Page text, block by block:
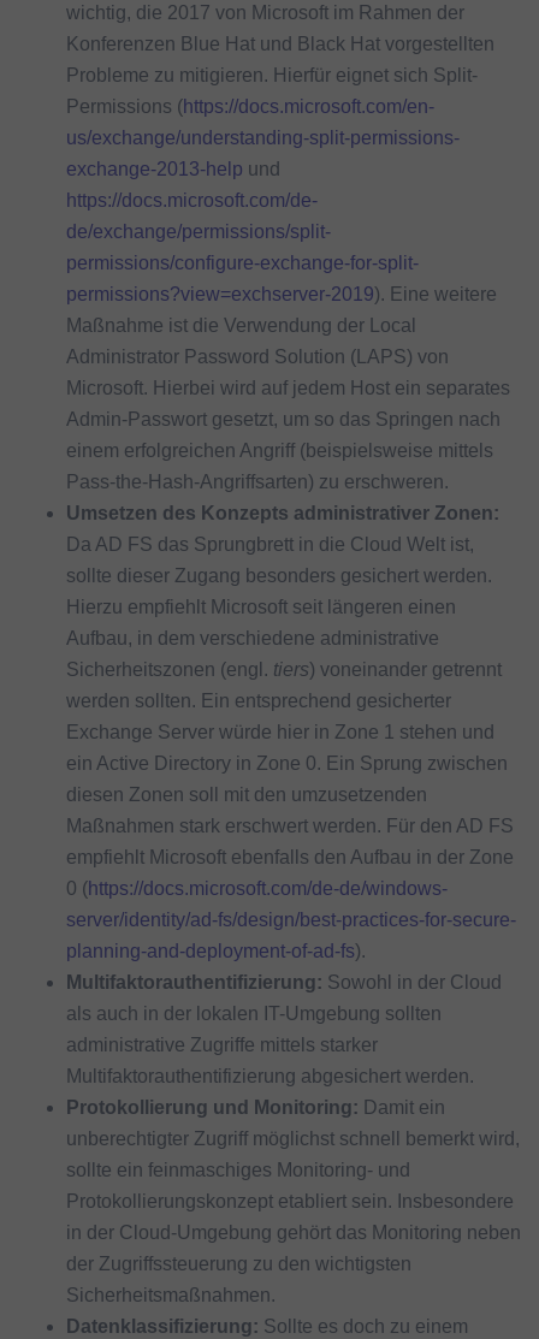
wichtig, die 2017 von Microsoft im Rahmen der
Konferenzen Blue Hat und Black Hat vorgestellten
Probleme zu mitigieren. Hierfür eignet sich Split-
Permissions (https://docs.microsoft.com/en-
us/exchange/understanding-split-permissions-
exchange-2013-help und
https://docs.microsoft.com/de-
de/exchange/permissions/split-
permissions/configure-exchange-for-split-
permissions?view=exchserver-2019). Eine weitere
Maßnahme ist die Verwendung der Local
Administrator Password Solution (LAPS) von
Microsoft. Hierbei wird auf jedem Host ein separates
Admin-Passwort gesetzt, um so das Springen nach
einem erfolgreichen Angriff (beispielsweise mittels
Pass-the-Hash-Angriffsarten) zu erschweren.
Umsetzen des Konzepts administrativer Zonen:
Da AD FS das Sprungbrett in die Cloud Welt ist,
sollte dieser Zugang besonders gesichert werden.
Hierzu empfiehlt Microsoft seit längeren einen
Aufbau, in dem verschiedene administrative
Sicherheitszonen (engl. tiers) voneinander getrennt
werden sollten. Ein entsprechend gesicherter
Exchange Server würde hier in Zone 1 stehen und
ein Active Directory in Zone 0. Ein Sprung zwischen
diesen Zonen soll mit den umzusetzenden
Maßnahmen stark erschwert werden. Für den AD FS
empfiehlt Microsoft ebenfalls den Aufbau in der Zone
0 (https://docs.microsoft.com/de-de/windows-
server/identity/ad-fs/design/best-practices-for-secure-
planning-and-deployment-of-ad-fs).
Multifaktorauthentifizierung: Sowohl in der Cloud
als auch in der lokalen IT-Umgebung sollten
administrative Zugriffe mittels starker
Multifaktorauthentifizierung abgesichert werden.
Protokollierung und Monitoring: Damit ein
unberechtigter Zugriff möglichst schnell bemerkt wird,
sollte ein feinmaschiges Monitoring- und
Protokollierungskonzept etabliert sein. Insbesondere
in der Cloud-Umgebung gehört das Monitoring neben
der Zugriffssteuerung zu den wichtigsten
Sicherheitsmaßnahmen.
Datenklassifizierung: Sollte es doch zu einem